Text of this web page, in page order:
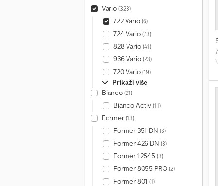
Vario(323)
722 Vario(6)
724 Vario(73)
828 Vario(41)
936 Vario(23)
720 Vario(19)
Prikaži više
Bianco(21)
Bianco Activ(11)
Former(13)
Former 351 DN (3)
Former 426 DN (3)
Former 12545 (3)
Former 8055 PRO(2)
Former 801 (1)